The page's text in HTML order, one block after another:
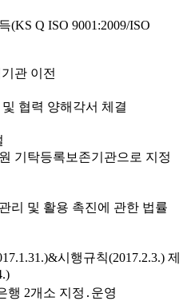
(KS Q ISO 9001:2009/ISO
관 이전
협력 양해각서 체결
기탁등록보존기관으로 지정
리 및 활용 촉진에 관한 법률
시행규칙(2017.2.3.) 제
행 2개소 지정․운영